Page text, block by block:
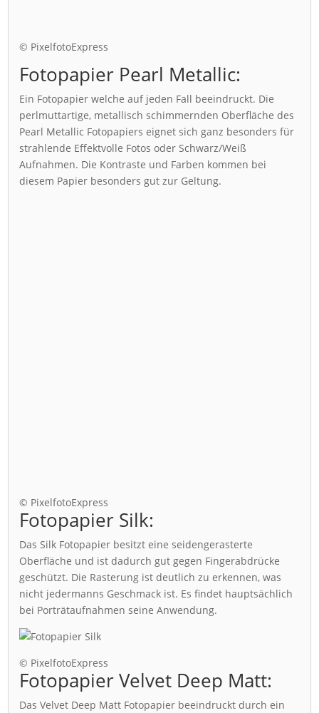
© PixelfotoExpress
Fotopapier Pearl Metallic:
Ein Fotopapier welche auf jeden Fall beeindruckt. Die
perlmuttartige, metallisch schimmernden Oberfläche des
Pearl Metallic Fotopapiers eignet sich ganz besonders für
strahlende Effektvolle Fotos oder Schwarz/Weiß
Aufnahmen. Die Kontraste und Farben kommen bei
diesem Papier besonders gut zur Geltung.
© PixelfotoExpress
Fotopapier Silk:
Das Silk Fotopapier besitzt eine seidengerasterte
Oberfläche und ist dadurch gut gegen Fingerabdrücke
geschützt. Die Rasterung ist deutlich zu erkennen, was
nicht jedermanns Geschmack ist. Es findet hauptsächlich
bei Porträtaufnahmen seine Anwendung.
© PixelfotoExpress
Fotopapier Velvet Deep Matt:
Das Velvet Deep Matt Fotopapier beeindruckt durch ein